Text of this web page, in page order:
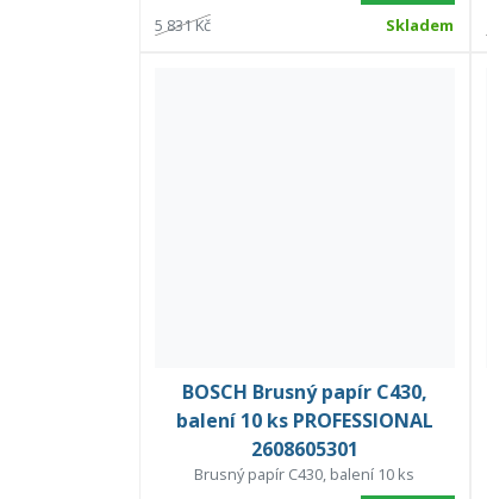
5 831 Kč Skladem
BOSCH Brusný papír C430,
balení 10 ks PROFESSIONAL
2608605301
Brusný papír C430, balení 10 ks